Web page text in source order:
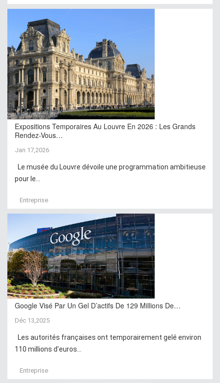
Expositions Temporaires Au Louvre En 2026 : Les Grands
Rendez-Vous…
Jan 17,2026
Le musée du Louvre dévoile une programmation ambitieuse
pour le...
Entreprise
Google Visé Par Un Gel D’actifs De 129 Millions De…
Déc 13,2025
Les autorités françaises ont temporairement gelé environ
110 millions d’euros...
Entreprise